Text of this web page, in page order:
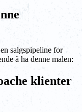
salgspipeline for
å ha denne malen:
klienter